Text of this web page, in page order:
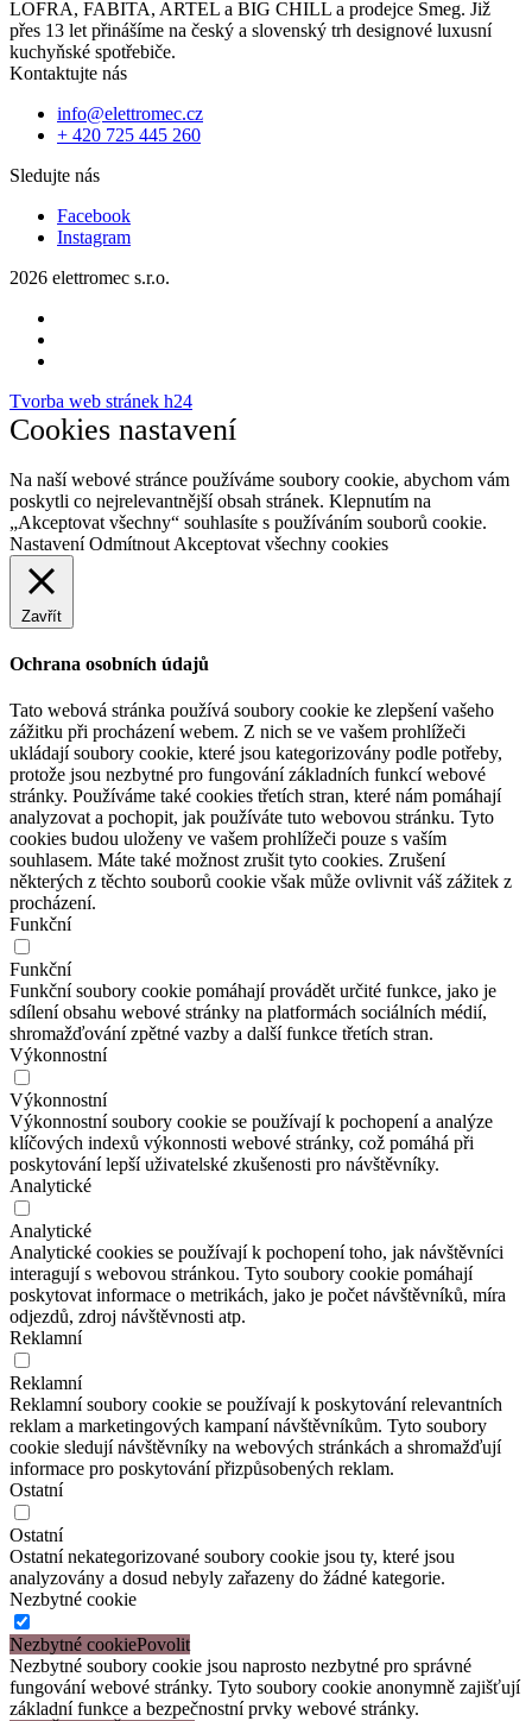
LOFRA, FABITA, ARTEL a BIG CHILL a prodejce Smeg. Již
přes 13 let přinášíme na český a slovenský trh designové luxusní
kuchyňské spotřebiče.
Kontaktujte nás
info@elettromec.cz
+ 420 725 445 260
Sledujte nás
Facebook
Instagram
2026 elettromec s.r.o.
Tvorba web stránek h24
Cookies nastavení
Na naší webové stránce používáme soubory cookie, abychom vám
poskytli co nejrelevantnější obsah stránek. Klepnutím na
„Akceptovat všechny“ souhlasíte s používáním souborů cookie.
Nastavení Odmítnout Akceptovat všechny cookies
Zavřít
Ochrana osobních údajů
Tato webová stránka používá soubory cookie ke zlepšení vašeho
zážitku při procházení webem. Z nich se ve vašem prohlížeči
ukládají soubory cookie, které jsou kategorizovány podle potřeby,
protože jsou nezbytné pro fungování základních funkcí webové
stránky. Používáme také cookies třetích stran, které nám pomáhají
analyzovat a pochopit, jak používáte tuto webovou stránku. Tyto
cookies budou uloženy ve vašem prohlížeči pouze s vaším
souhlasem. Máte také možnost zrušit tyto cookies. Zrušení
některých z těchto souborů cookie však může ovlivnit váš zážitek z
procházení.
Funkční
Funkční
Funkční soubory cookie pomáhají provádět určité funkce, jako je
sdílení obsahu webové stránky na platformách sociálních médií,
shromažďování zpětné vazby a další funkce třetích stran.
Výkonnostní
Výkonnostní
Výkonnostní soubory cookie se používají k pochopení a analýze
klíčových indexů výkonnosti webové stránky, což pomáhá při
poskytování lepší uživatelské zkušenosti pro návštěvníky.
Analytické
Analytické
Analytické cookies se používají k pochopení toho, jak návštěvníci
interagují s webovou stránkou. Tyto soubory cookie pomáhají
poskytovat informace o metrikách, jako je počet návštěvníků, míra
odjezdů, zdroj návštěvnosti atp.
Reklamní
Reklamní
Reklamní soubory cookie se používají k poskytování relevantních
reklam a marketingových kampaní návštěvníkům. Tyto soubory
cookie sledují návštěvníky na webových stránkách a shromažďují
informace pro poskytování přizpůsobených reklam.
Ostatní
Ostatní
Ostatní nekategorizované soubory cookie jsou ty, které jsou
analyzovány a dosud nebyly zařazeny do žádné kategorie.
Nezbytné cookie
Nezbytné cookie
Nezbytné soubory cookie jsou naprosto nezbytné pro správné
fungování webové stránky. Tyto soubory cookie anonymně zajišťují
základní funkce a bezpečnostní prvky webové stránky.